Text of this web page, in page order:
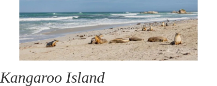
Kangaroo Island